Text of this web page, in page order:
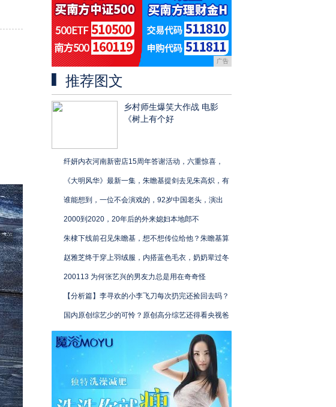
广告
推荐图文
乡村师生爆笑大作战 电影
《树上有个好
纤妍内衣河南新密店15周年答谢活动，六重惊喜，
《大明风华》最新一集，朱瞻基提剑去见朱高炽，有
谁能想到，一位不会演戏的，92岁中国老头，演出
2000到2020，20年后的外来媳妇本地郎不
朱棣下线前召见朱瞻基，想不想传位给他？朱瞻基算
赵雅芝终于穿上羽绒服，内搭蓝色毛衣，奶奶辈过冬
200113 为何张艺兴的男友力总是用在奇奇怪
【分析篇】李寻欢的小李飞刀每次扔完还捡回去吗？
国内原创综艺少的可怜？原创高分综艺还得看央视爸